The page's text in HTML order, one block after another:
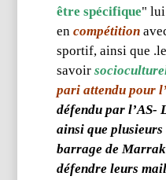
être spécifique" lui
encompétition
sportif, ainsi que
savoir
pari attendu pour
défendu par l’AS-
ainsi que plusieurs
barrage de
défendre leurs